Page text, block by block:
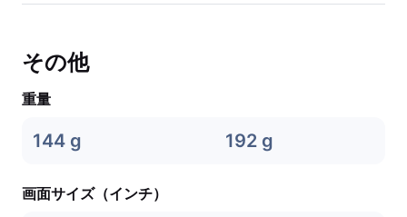
その他
重量
144 g 192 g
画面サイズ（インチ）